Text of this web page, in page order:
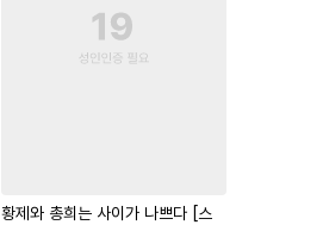
황제와 총희는 사이가 나쁘다 [스